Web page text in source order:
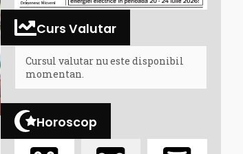
Curs Valutar
Cursul valutar nu este disponibil
momentan.
Horoscop